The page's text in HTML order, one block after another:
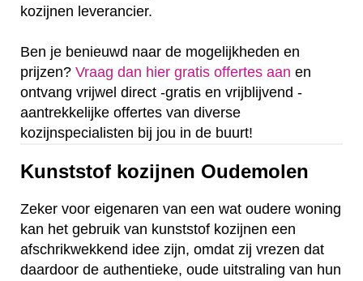
kozijnen leverancier.
Ben je benieuwd naar de mogelijkheden en
prijzen? Vraag dan hier gratis offertes aan en
ontvang vrijwel direct -gratis en vrijblijvend -
aantrekkelijke offertes van diverse
kozijnspecialisten bij jou in de buurt!
Kunststof kozijnen Oudemolen
Zeker voor eigenaren van een wat oudere woning
kan het gebruik van kunststof kozijnen een
afschrikwekkend idee zijn, omdat zij vrezen dat
daardoor de authentieke, oude uitstraling van hun